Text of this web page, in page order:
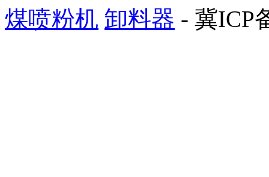
煤喷粉机 卸料器 - 冀ICP